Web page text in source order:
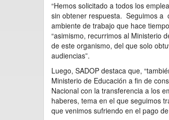
“Hemos solicitado a todos los
sin obtener respuesta. Seguimos a
ambiente de trabajo que hace
“asimismo, recurrimos al Ministerio
de este organismo, del que solo
audiencias”.
Luego, SADOP destaca que,
Ministerio de Educación a fin de
Nacional con la transferencia a los
haberes, tema en el que seguimos
que venimos sufriendo en el pago